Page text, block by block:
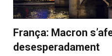
França: Macron
desesperadament